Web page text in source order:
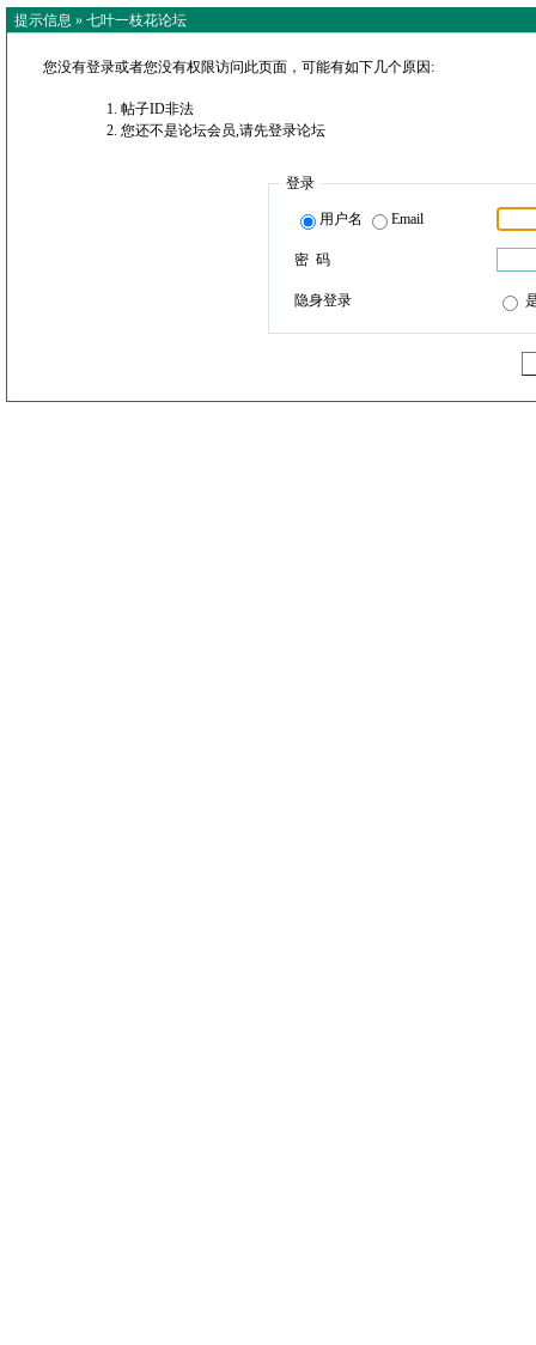
提示信息 » 七叶一枝花论坛
您没有登录或者您没有权限访问此页面，可能有如下几个原因:
帖子ID非法
您还不是论坛会员,请先登录论坛
登录
用户名 Email
密 码
隐身登录